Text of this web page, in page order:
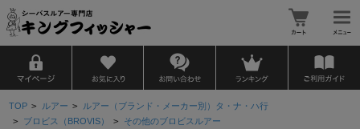
TOP > ルアー > ルアー（ブランド・メーカー別）タ・ナ・ハ行
> ブロビス（BROVIS） > その他のブロビスルアー